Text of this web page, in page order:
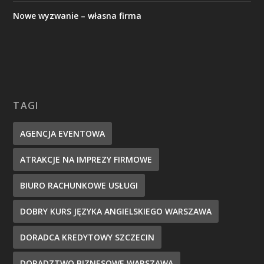
Nowe wyzwanie – własna firma
TAGI
AGENCJA EVENTOWA
ATRAKCJE NA IMPREZY FIRMOWE
BIURO RACHUNKOWE USŁUGI
DOBRY KURS JĘZYKA ANGIELSKIEGO WARSZAWA
DORADCA KREDYTOWY SZCZECIN